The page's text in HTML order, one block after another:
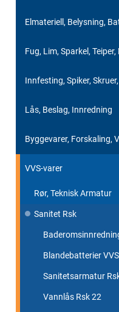
Elmateriell, Belysning,
Fug, Lim, Sparkel,
Innfesting, Spiker,
Lås, Beslag, Innredning
Byggevarer, Forskaling,
VVS-varer
Rør, Teknisk Armatur
Sanitet Rsk
Blandebatterier
Sanitetsarmatur
Vannlås Rsk 22